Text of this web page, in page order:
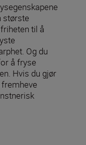
største
til å
Og du
å fryse
Hvis du gjør